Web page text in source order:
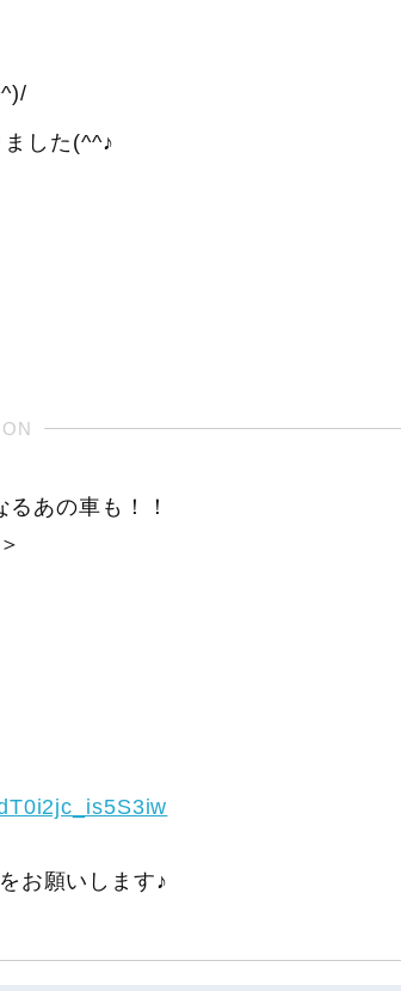
した(^^♪
あの車も！！
お願いします♪